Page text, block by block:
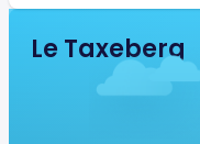
Le Taxeberg